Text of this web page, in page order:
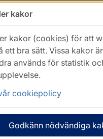
kakor
kakor (cookies) för att
ett bra sätt. Vissa kakor
används för statistik
cookiepolicy
Godkänn nödvändiga